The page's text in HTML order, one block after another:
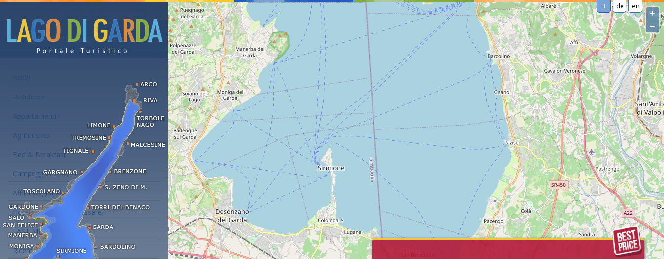
it de en
+
−
Alloggi e affitti al Lago di Garda
Appartamenti
Agriturismo
Bed & Breakfast
Campeggi
Affitti stagionali
Hotel con centro benessere
LAST MINUTE
Ricerca alloggi...